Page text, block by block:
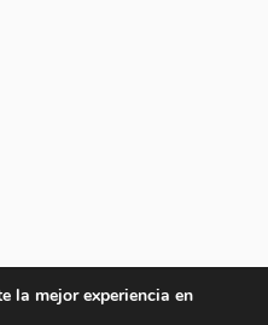
la mejor experiencia en